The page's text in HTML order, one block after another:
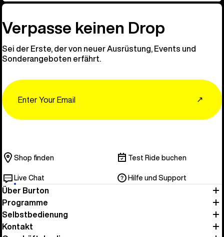
Verpasse keinen Drop
Sei der Erste, der von neuer Ausrüstung, Events und
Sonderangeboten erfährt.
↗
Shop finden Test Ride buchen
Live Chat Hilfe und Support
Über Burton
Programme
Selbstbedienung
Kontakt